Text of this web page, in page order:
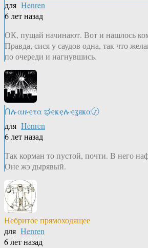
для Henren
6 лет назад
ОК, пущай начинают. Вот и нашлось
Правда, сися у саудов одна, так что
по очереди и нагнувшись.
Ոሉαዙҿτα ಭҿҝҿሉҿʓяҝα〄
для Henren
6 лет назад
Так корман то пустой, почти. В него
Оне жэ дырявый.
Небритое прямоходящее
для Henren
6 лет назад